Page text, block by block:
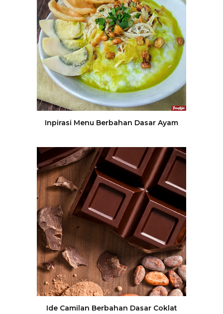
Inpirasi Menu Berbahan Dasar Ayam
Ide Camilan Berbahan Dasar Coklat